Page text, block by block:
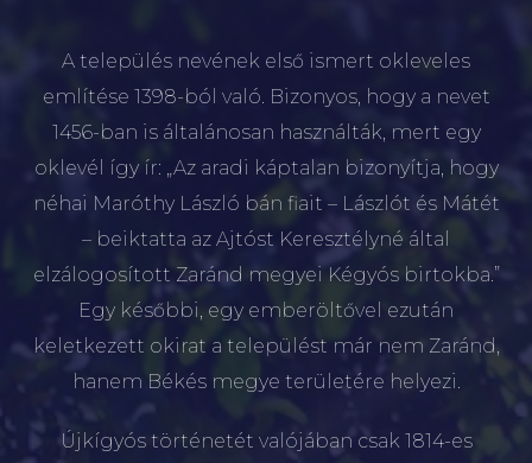
A település nevének első ismert okleveles
említése 1398-ból való. Bizonyos, hogy a nevet
1456-ban is általánosan használták, mert egy
oklevél így ír: „Az aradi káptalan bizonyítja, hogy
néhai Maróthy László bán fiait – Lászlót és Mátét
– beiktatta az Ajtóst Keresztélyné által
elzálogosított Zaránd megyei Kégyós birtokba.”
Egy későbbi, egy emberöltővel ezután
keletkezett okirat a települést már nem Zaránd,
hanem Békés megye területére helyezi.
Újkígyós történetét valójában csak 1814-es